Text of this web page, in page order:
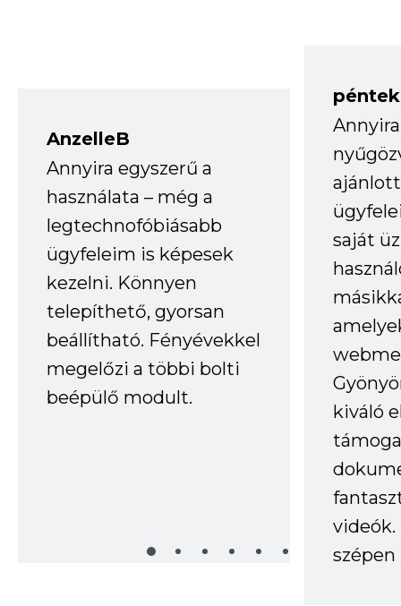
AnzelleB
Annyira egyszerű a
használata – még a
legtechnofóbiásabb
ügyfeleim is képesek
kezelni. Könnyen
telepíthető, gyorsan
beállítható. Fényévekkel
megelőzi a többi bolti
beépülő modult.
saját
kiváló
videók.